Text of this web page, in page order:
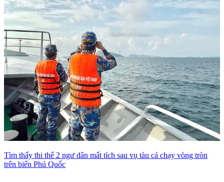
Tìm thấy thi thể 2 ngư dân mất tích sau vụ tàu cá chạy vòng tròn
trên biển Phú Quốc